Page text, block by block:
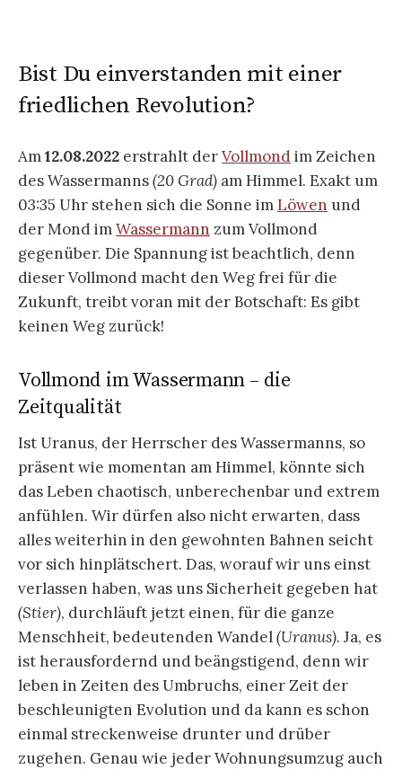
Bist Du einverstanden mit einer
friedlichen Revolution?
Am12.08.2022 erstrahlt derVollmondim Zeichen
des Wassermanns(20 Grad) am Himmel. Exakt um
03:35 Uhr stehen sich die Sonne imLöwen und
der Mond imWassermann zum Vollmond
gegenüber. Die Spannung ist beachtlich, denn
dieser Vollmond macht den Weg frei für die
Zukunft, treibt voran mit der Botschaft: Es gibt
keinen Weg zurück!
Vollmond im Wassermann – die
Zeitqualität
Ist Uranus, der Herrscher des Wassermanns, so
präsent wie momentan am Himmel, könnte sich
das Leben chaotisch, unberechenbar und extrem
anfühlen. Wir dürfen also nicht erwarten, dass
alles weiterhin in den gewohnten Bahnen seicht
vor sich hinplätschert. Das, worauf wir uns einst
verlassen haben, was uns Sicherheit gegeben hat
(Stier), durchläuft jetzt einen, für die ganze
Menschheit, bedeutenden Wandel(Uranus). Ja, es
ist herausfordernd und beängstigend, denn wir
leben in Zeiten des Umbruchs, einer Zeit der
beschleunigten Evolution und da kann es schon
einmal streckenweise drunter und drüber
zugehen. Genau wie jeder Wohnungsumzug auch